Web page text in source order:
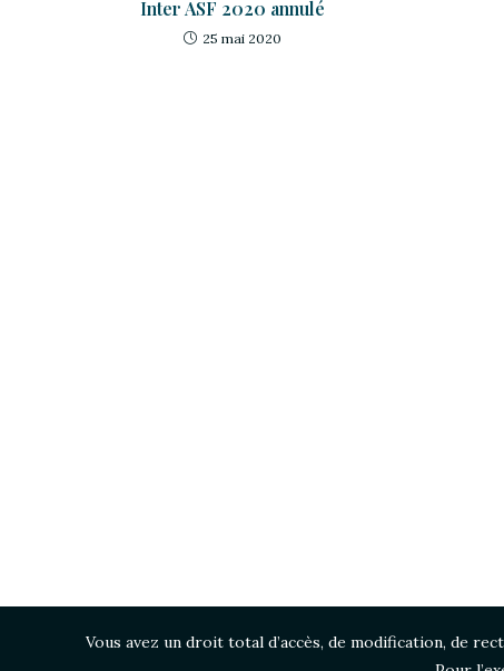
Inter ASF 2020 annulé
25 mai 2020
Vous avez un droit total d’accès, de modification, de